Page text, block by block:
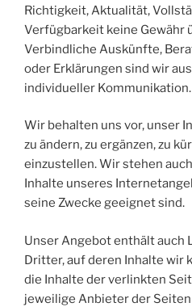
Richtigkeit, Aktualität,
Verfügbarkeit keine Gewähr
Verbindliche Auskünfte,
oder Erklärungen sind wir
individueller Kommunikation.
Wir behalten uns vor, unser
zu ändern, zu ergänzen, zu
einzustellen. Wir stehen
Inhalte unseres
seine Zwecke geeignet sind.
Unser Angebot enthält auch
Dritter, auf deren Inhalte wir
die Inhalte der verlinkten
jeweilige Anbieter der